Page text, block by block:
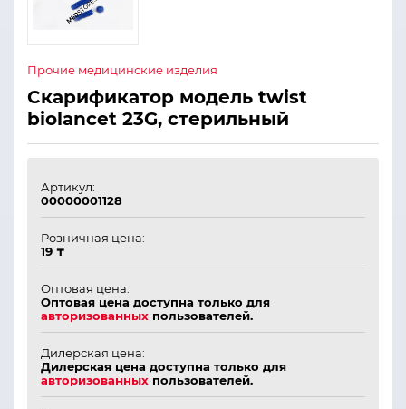
Прочие медицинские изделия
Скарификатор модель twist
biolancet 23G, стерильный
Артикул:
00000001128
Розничная цена:
19 ₸
Оптовая цена:
Оптовая цена доступна только для
авторизованных пользователей.
Дилерская цена:
Дилерская цена доступна только для
авторизованных пользователей.